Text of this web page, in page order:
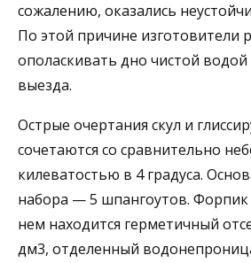
сожалению, оказались
По этой причине изготовители
ополаскивать дно чистой
выезда.
Острые очертания скул и
сочетаются со сравнительно
килеватостью в 4 градуса.
набора — 5 шпангоутов. Форпик
нем находится герметичный
дм3, отделенный